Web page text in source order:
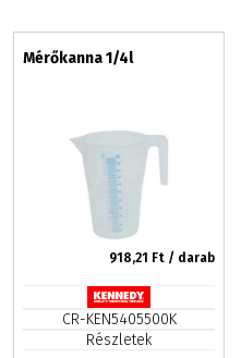
Mérőkanna 1/4l
918,21 Ft / darab
CR-KEN5405500K
Részletek